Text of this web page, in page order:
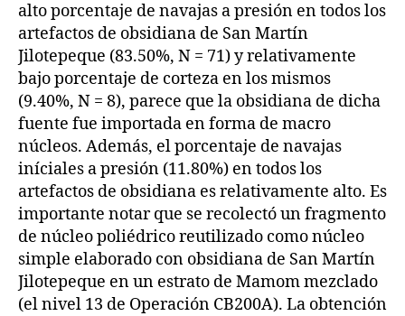
alto porcentaje de navajas a presión en todos los
artefactos de obsidiana de San Martín
Jilotepeque (83.50%, N = 71) y relativamente
bajo porcentaje de corteza en los mismos
(9.40%, N = 8), parece que la obsidiana de dicha
fuente fue importada en forma de macro
núcleos. Además, el porcentaje de navajas
iníciales a presión (11.80%) en todos los
artefactos de obsidiana es relativamente alto. Es
importante notar que se recolectó un fragmento
de núcleo poliédrico reutilizado como núcleo
simple elaborado con obsidiana de San Martín
Jilotepeque en un estrato de Mamom mezclado
(el nivel 13 de Operación CB200A). La obtención